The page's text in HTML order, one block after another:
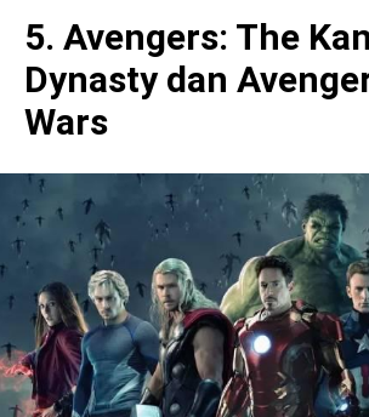
5. Avengers: The
Dynasty dan
Wars